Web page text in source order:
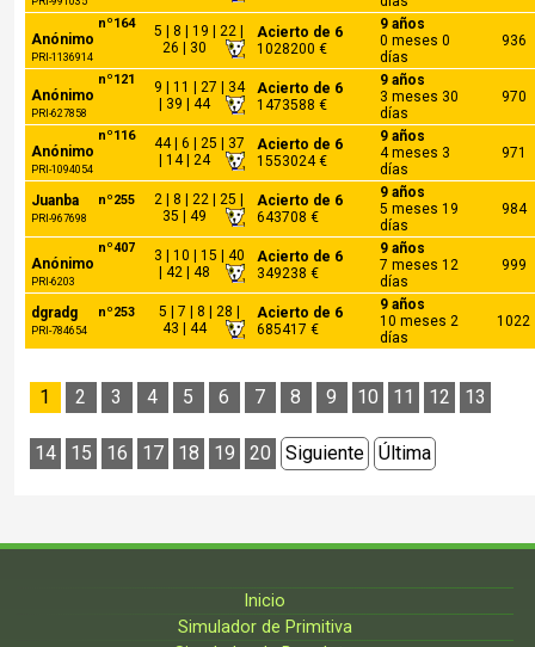
nº164
Anónimo
PRI-1136914
5 | 8 | 19 | 22 |
26 | 30
Acierto de 6
1028200 €
9 años
0 meses 0
días
936
nº121
Anónimo
PRI-627858
9 | 11 | 27 | 34
| 39 | 44
Acierto de 6
1473588 €
9 años
3 meses 30
días
970
nº116
Anónimo
PRI-1094054
44 | 6 | 25 | 37
| 14 | 24
Acierto de 6
1553024 €
9 años
4 meses 3
días
971
nº255
Juanba
PRI-967698
2 | 8 | 22 | 25 |
35 | 49
Acierto de 6
643708 €
9 años
5 meses 19
días
984
nº407
Anónimo
PRI-6203
3 | 10 | 15 | 40
| 42 | 48
Acierto de 6
349238 €
9 años
7 meses 12
días
999
nº253
dgradg
PRI-784654
5 | 7 | 8 | 28 |
43 | 44
Acierto de 6
685417 €
9 años
10 meses 2
días
1022
1 2 3 4 5 6 7 8 9 10 11 12 13
14 15 16 17 18 19 20 Siguiente Última
Inicio
Simulador de Primitiva